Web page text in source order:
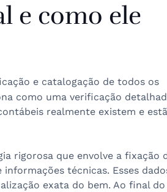
e como ele
e catalogação de todos os
como uma verificação
realmente existem e
rigorosa que envolve a fixação
técnicas. Esses
exata do bem. Ao final do